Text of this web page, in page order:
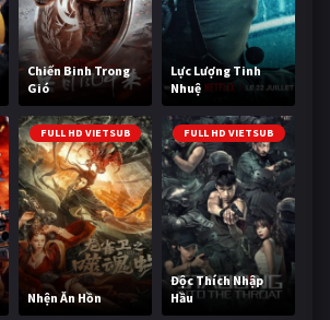
Chiến Binh Trong
Gió
Lực Lượng Tinh
Nhuệ
FULL HD VIETSUB
Nhện Ăn Hồn
FULL HD VIETSUB
Độc Thích Nhập
Hầu